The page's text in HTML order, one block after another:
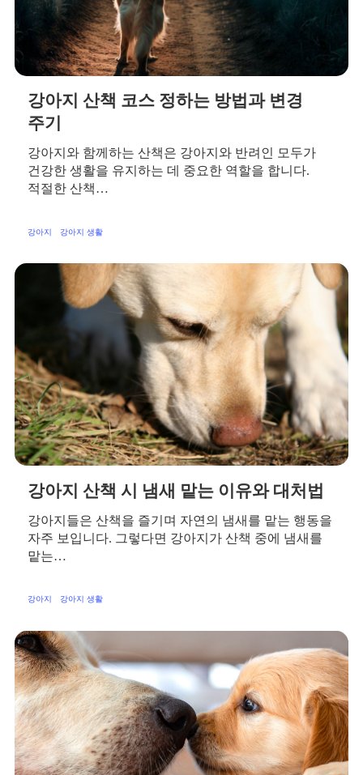
강아지 강아지 생활
강아지 산책 코스 정하는 방법과 변경
주기
강아지와 함께하는 산책은 강아지와 반려인 모두가
건강한 생활을 유지하는 데 중요한 역할을 합니다.
적절한 산책…
강아지 강아지 생활
강아지 산책 시 냄새 맡는 이유와 대처법
강아지들은 산책을 즐기며 자연의 냄새를 맡는 행동을
자주 보입니다. 그렇다면 강아지가 산책 중에 냄새를
맡는…